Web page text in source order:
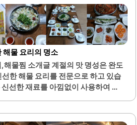
간을 만들어 줍니다.카페의 분위기
구나 가족과 함께 대화를 나누기에
음료와 다양한 베이커리 메뉴가 준비
양한 선택지를 즐길 수 있습니다. 특
이드는 신선한 재료로 만들어져 맛
큰 인기를 끌고 있습니다.팥빙수는
드 튀일이 더해져 고소한 맛을 자랑
수와 같은 특별한 메뉴도 제공하여,
..
해물 요리의 명소
해물찜 소개글 계절의 맛 명성은 완도
한 해물 요리를 전문으로 하고 있습
선한 재료를 아낌없이 사용하여 풍
소하고 달콤한 맛이 특징입니다. 오